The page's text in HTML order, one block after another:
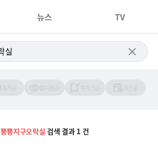
뉴스 TV
뿅뿅지구오락실 검색 결과 1 건